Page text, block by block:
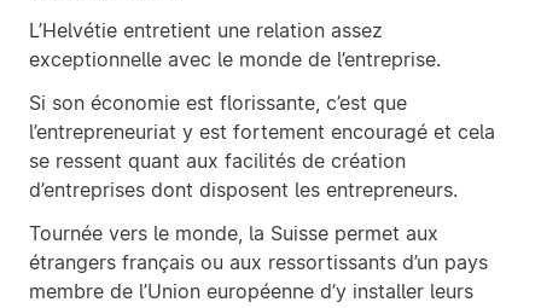
L’Helvétie entretient une relation assez
exceptionnelle avec le monde de l’entreprise.
Si son économie est florissante, c’est que
l’entrepreneuriat y est fortement encouragé et cela
se ressent quant aux facilités de création
d’entreprises dont disposent les entrepreneurs.
Tournée vers le monde, la Suisse permet aux
étrangers français ou aux ressortissants d’un pays
membre de l’Union européenne d’y installer leurs